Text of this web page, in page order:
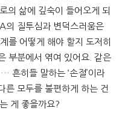
의 삶에 깊숙이 들어오게 되
의 질투심과 변덕스러움은
를 어떻게 해야 할지 도저히
부분에서 엮여 있어요. 같은
흔히들 말하는 ‘손절’이라
른 모두를 불편하게 하는 건
게 좋을까요?